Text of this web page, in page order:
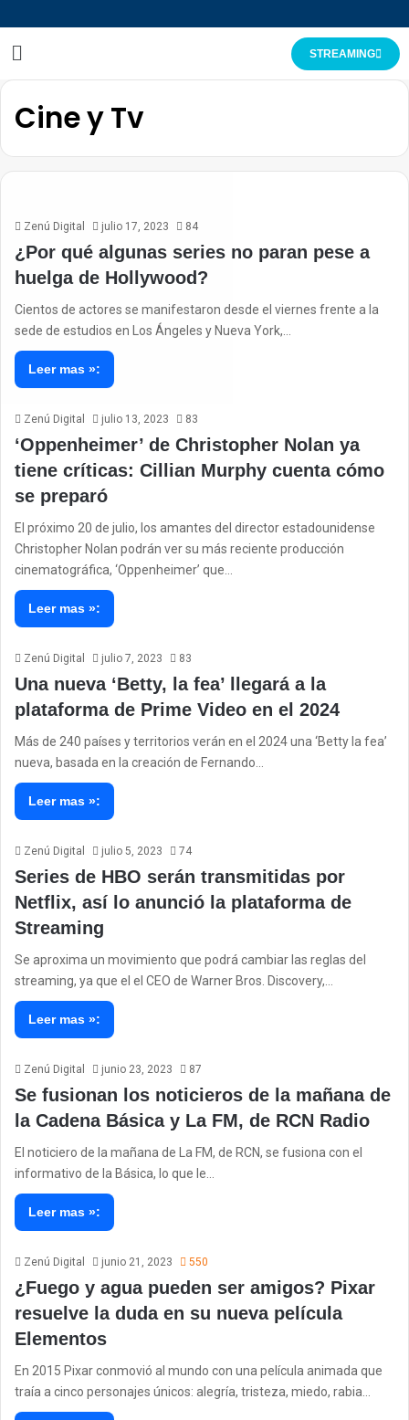
STREAMING
Cine y Tv
Zenú Digital julio 17, 2023 84
¿Por qué algunas series no paran pese a
huelga de Hollywood?
Cientos de actores se manifestaron desde el viernes frente a la
sede de estudios en Los Ángeles y Nueva York,…
Leer mas »:
Zenú Digital julio 13, 2023 83
‘Oppenheimer’ de Christopher Nolan ya
tiene críticas: Cillian Murphy cuenta cómo
se preparó
El próximo 20 de julio, los amantes del director estadounidense
Christopher Nolan podrán ver su más reciente producción
cinematográfica, ‘Oppenheimer’ que…
Leer mas »:
Zenú Digital julio 7, 2023 83
Una nueva ‘Betty, la fea’ llegará a la
plataforma de Prime Video en el 2024
Más de 240 países y territorios verán en el 2024 una ‘Betty la fea’
nueva, basada en la creación de Fernando…
Leer mas »:
Zenú Digital julio 5, 2023 74
Series de HBO serán transmitidas por
Netflix, así lo anunció la plataforma de
Streaming
Se aproxima un movimiento que podrá cambiar las reglas del
streaming, ya que el el CEO de Warner Bros. Discovery,…
Leer mas »:
Zenú Digital junio 23, 2023 87
Se fusionan los noticieros de la mañana de
la Cadena Básica y La FM, de RCN Radio
El noticiero de la mañana de La FM, de RCN, se fusiona con el
informativo de la Básica, lo que le…
Leer mas »:
Zenú Digital junio 21, 2023 550
¿Fuego y agua pueden ser amigos? Pixar
resuelve la duda en su nueva película
Elementos
En 2015 Pixar conmovió al mundo con una película animada que
traía a cinco personajes únicos: alegría, tristeza, miedo, rabia…